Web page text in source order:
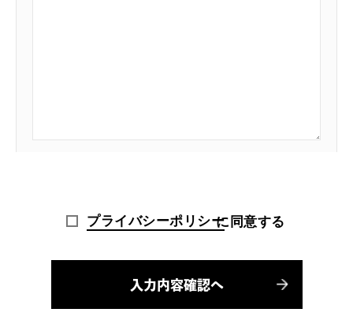
に同意する
プライバシーポリシー